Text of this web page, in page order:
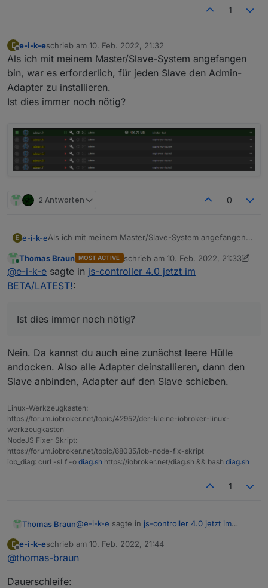
1
E
Offline
e-i-k-eschrieb am 10. Feb. 2022, 21:32
zuletzt editiert von
Als ich mit meinem Master/Slave-System angefangen
bin, war es erforderlich, für jeden Slave den Admin-
Adapter zu installieren.
Ist dies immer noch nötig?
2 Antworten 0
E e-i-k-eAls ich mit meinem Master/Slave-System angefangen
Adapter zu installieren.
Ist dies immer noch nötig?
Online
Thomas Braun MOST ACTIVE schrieb am 10. Feb. 2022, 21:33
zuletzt editiert von Thomas Braun
@e-i-k-e sagte in js-controller 4.0 jetzt im
BETA/LATEST!:
Ist dies immer noch nötig?
Nein. Da kannst du auch eine zunächst leere Hülle
andocken. Also alle Adapter deinstallieren, dann den
Slave anbinden, Adapter auf den Slave schieben.
Linux-Werkzeugkasten:
https://forum.iobroker.net/topic/42952/der-kleine-iobroker-linux-
werkzeugkasten
NodeJS Fixer Skript:
https://forum.iobroker.net/topic/68035/iob-node-fix-skript
iob_diag: curl -sLf -o diag.sh https://iobroker.net/diag.sh && bash diag.sh
1
Thomas Braun@e-i-k-e sagte in js-controller 4.0 jetzt im
E
Offline
e-i-k-eschrieb am 10. Feb. 2022, 21:44
zuletzt editiert von
@thomas-braun
Dauerschleife: